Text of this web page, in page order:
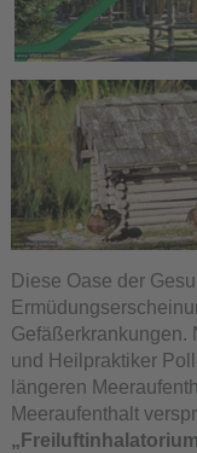
Diese Oase der
Gefäßerkrankungen.
und Heilpraktiker
längeren
Meeraufenthalt